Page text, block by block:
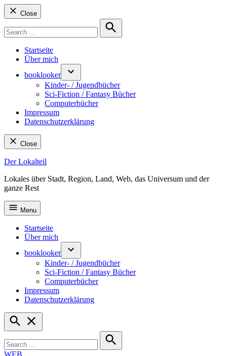
Close
for:
Search
Startseite
Über mich
booklooker
Kinder- / Jugendbücher
Sci-Fiction / Fantasy Bücher
Computerbücher
Impressum
Datenschutzerklärung
Close
Skip
content
Der Lokalteil
Lokales über Stadt, Region, Land, Web, das Universum und der
ganze Rest
Menu
Startseite
Über mich
booklooker
Kinder- / Jugendbücher
Sci-Fiction / Fantasy Bücher
Computerbücher
Impressum
Datenschutzerklärung
Open
Search
for:
Search
POSTED
WEB